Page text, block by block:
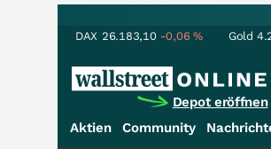
DAX 26.183,10 -0,06% Gold
Depot eröffnen
Aktien Community